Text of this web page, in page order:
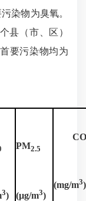
染物为臭氧。
个县（市、区）
要污染物均为
3)
PM2.5
(µg/m3)
CO
(mg/m3)